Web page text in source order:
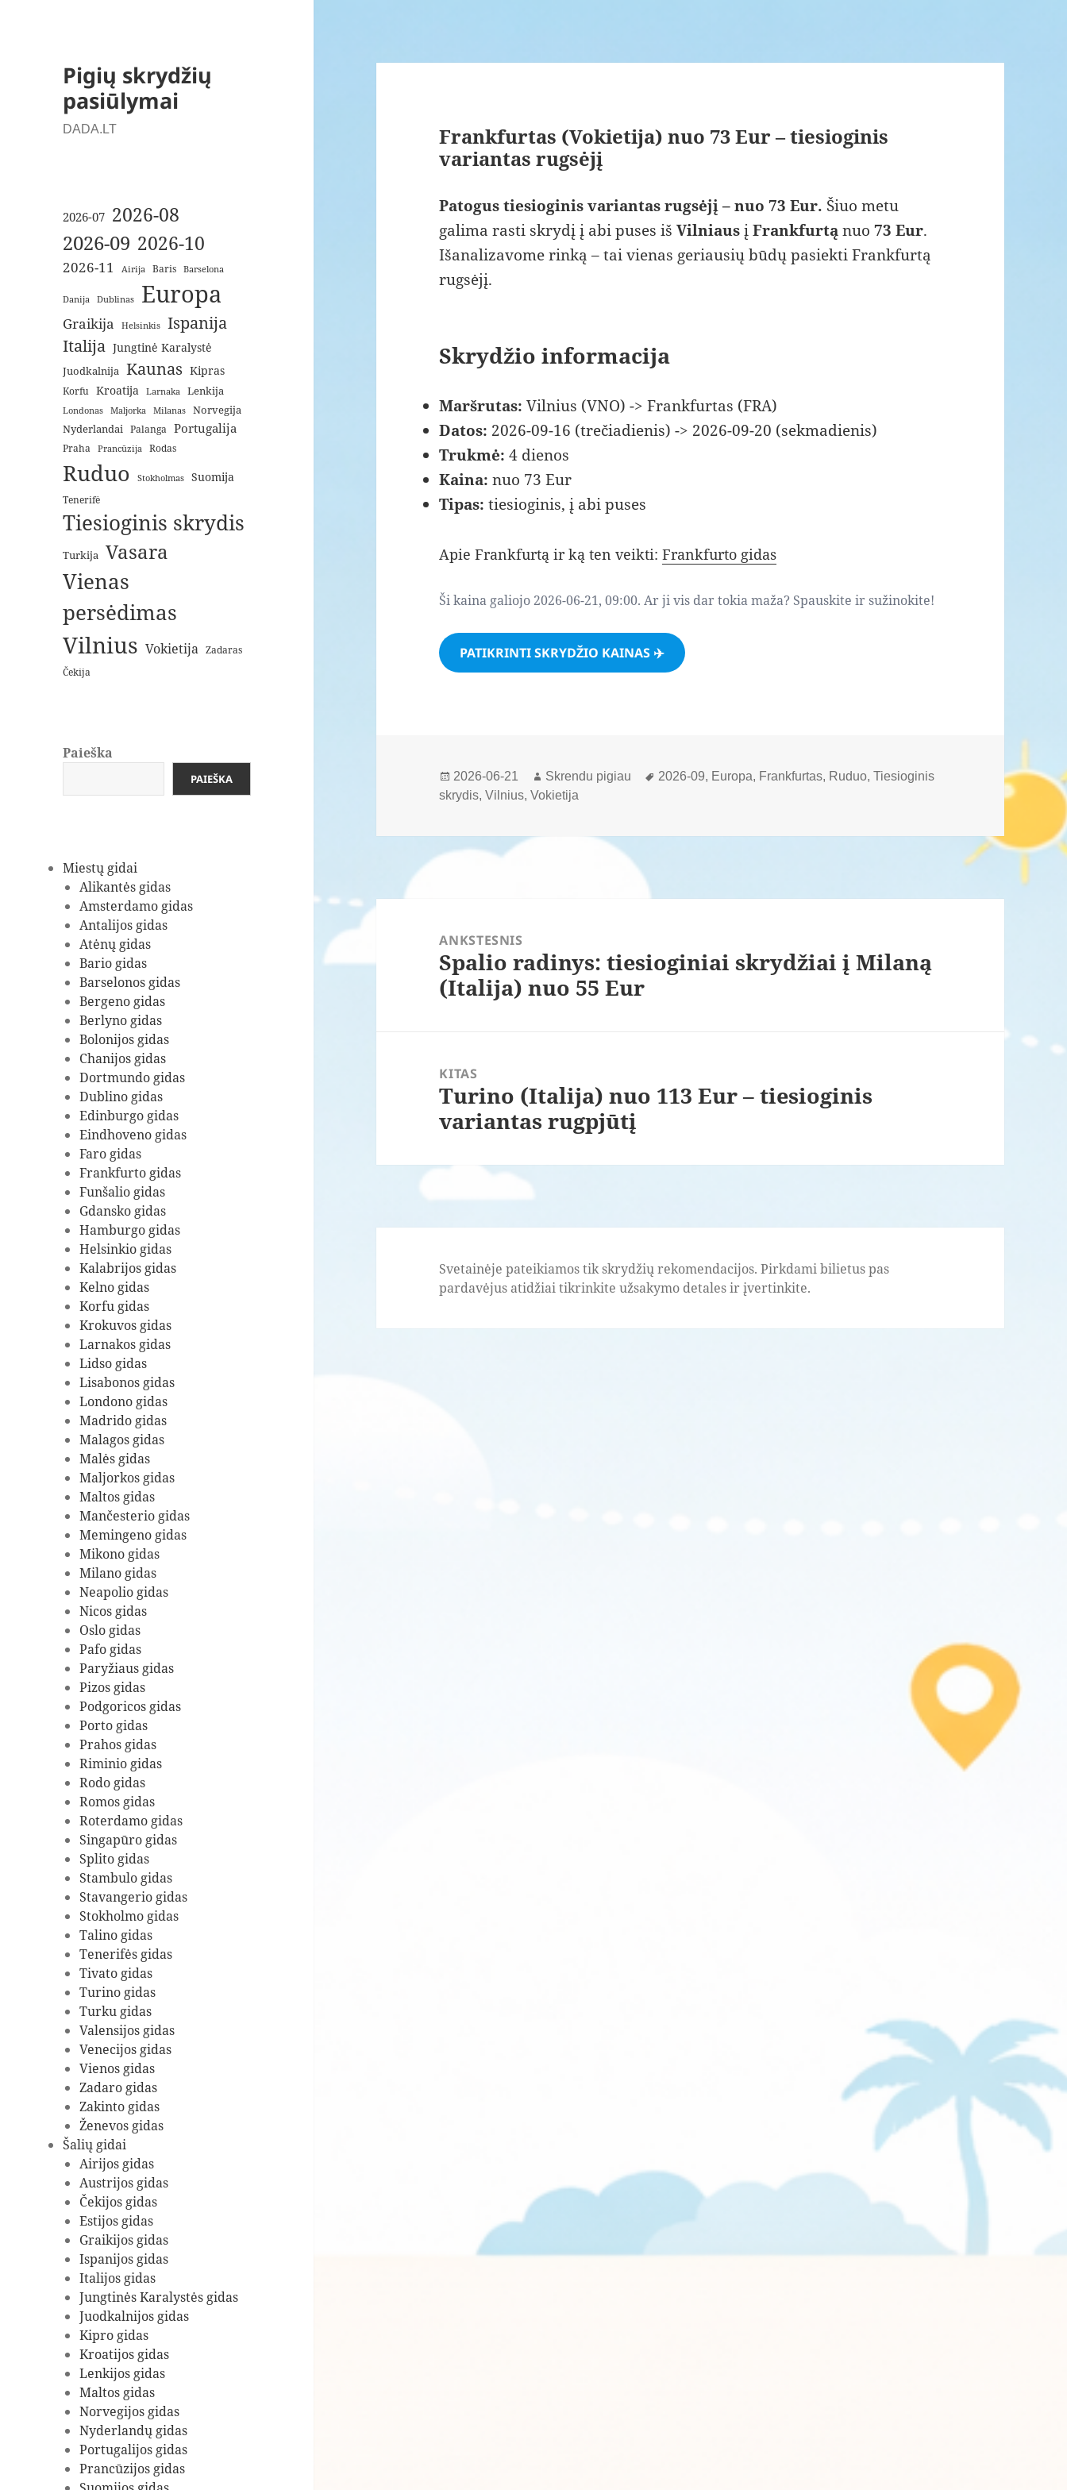
Pigių skrydžių
pasiūlymai
DADA.LT
2026-07 2026-08
2026-09 2026-10
2026-11 Airija Baris Barselona
Danija Dublinas Europa
Graikija Helsinkis
Ispanija
Italija Jungtinė Karalystė
Juodkalnija Kaunas Kipras
Korfu Kroatija Larnaka Lenkija
Londonas Maljorka Milanas
Norvegija
Nyderlandai Palanga Portugalija
Praha Prancūzija Rodas
Ruduo Stokholmas Suomija
Tenerifė
Tiesioginis skrydis
Turkija Vasara
Vienas
persėdimas
Vilnius Vokietija Zadaras
Čekija
Paieška
PAIEŠKA
Miestų gidai
Alikantės gidas
Amsterdamo gidas
Antalijos gidas
Atėnų gidas
Bario gidas
Barselonos gidas
Bergeno gidas
Berlyno gidas
Bolonijos gidas
Chanijos gidas
Dortmundo gidas
Dublino gidas
Edinburgo gidas
Eindhoveno gidas
Faro gidas
Frankfurto gidas
Funšalio gidas
Gdansko gidas
Hamburgo gidas
Helsinkio gidas
Kalabrijos gidas
Kelno gidas
Korfu gidas
Krokuvos gidas
Larnakos gidas
Lidso gidas
Lisabonos gidas
Londono gidas
Madrido gidas
Malagos gidas
Malės gidas
Maljorkos gidas
Maltos gidas
Mančesterio gidas
Memingeno gidas
Mikono gidas
Milano gidas
Neapolio gidas
Nicos gidas
Oslo gidas
Pafo gidas
Paryžiaus gidas
Pizos gidas
Podgoricos gidas
Porto gidas
Prahos gidas
Riminio gidas
Rodo gidas
Romos gidas
Roterdamo gidas
Singapūro gidas
Splito gidas
Stambulo gidas
Stavangerio gidas
Stokholmo gidas
Talino gidas
Tenerifės gidas
Tivato gidas
Turino gidas
Turku gidas
Valensijos gidas
Venecijos gidas
Vienos gidas
Zadaro gidas
Zakinto gidas
Ženevos gidas
Šalių gidai
Airijos gidas
Austrijos gidas
Čekijos gidas
Estijos gidas
Graikijos gidas
Ispanijos gidas
Italijos gidas
Jungtinės Karalystės gidas
Juodkalnijos gidas
Kipro gidas
Kroatijos gidas
Lenkijos gidas
Maltos gidas
Norvegijos gidas
Nyderlandų gidas
Portugalijos gidas
Prancūzijos gidas
Frankfurtas (Vokietija) nuo 73 Eur – tiesioginis
variantas rugsėjį
Patogus tiesioginis variantas rugsėjį – nuo 73 Eur. Šiuo metu
galima rasti skrydį į abi puses išVilniausįFrankfurtąnuo73 Eur.
Išanalizavome rinką – tai vienas geriausių būdų pasiekti Frankfurtą
rugsėjį.
Skrydžio informacija
Maršrutas: Vilnius (VNO) -> Frankfurtas (FRA)
Datos: 2026-09-16 (trečiadienis) -> 2026-09-20 (sekmadienis)
Trukmė: 4 dienos
Kaina: nuo 73 Eur
Tipas: tiesioginis, į abi puses
Apie Frankfurtą ir ką ten veikti:Frankfurto gidas
Ši kaina galiojo 2026-06-21, 09:00. Ar ji vis dar tokia maža? Spauskite ir sužinokite!
PATIKRINTI SKRYDŽIO KAINAS ✈️
Paskelbta
2026-06-21 Autorius
Skrendu pigiau Žymos
2026-09, Europa, Frankfurtas, Ruduo,Tiesioginis
skrydis,Vilnius,Vokietija
Navigacija
įrašų
ANKSTESNIS
Ankstesnis
įrašas:
Spalio radinys: tiesioginiai skrydžiai į Milaną
(Italija) nuo 55 Eur
KITAS
Paskesnis
įrašas:
Turino (Italija) nuo 113 Eur – tiesioginis
variantas rugpjūtį
Svetainėje pateikiamos tik skrydžių rekomendacijos. Pirkdami bilietus pas
pardavėjus atidžiai tikrinkite užsakymo detales ir įvertinkite.